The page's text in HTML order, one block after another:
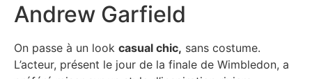
Andrew Garfield
On passe à un look casual chic, sans costume.
L’acteur, présent le jour de la finale de Wimbledon, a